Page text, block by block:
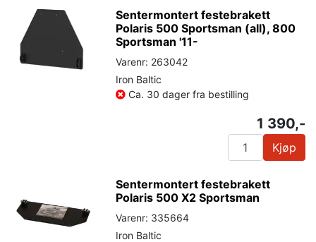
Sentermontert festebrakett
Polaris 500 Sportsman (all), 800
Sportsman '11-
Varenr: 263042
Iron Baltic
Ca. 30 dager fra bestilling
1 390,-
Kjøp
Sentermontert festebrakett
Polaris 500 X2 Sportsman
Varenr: 335664
Iron Baltic